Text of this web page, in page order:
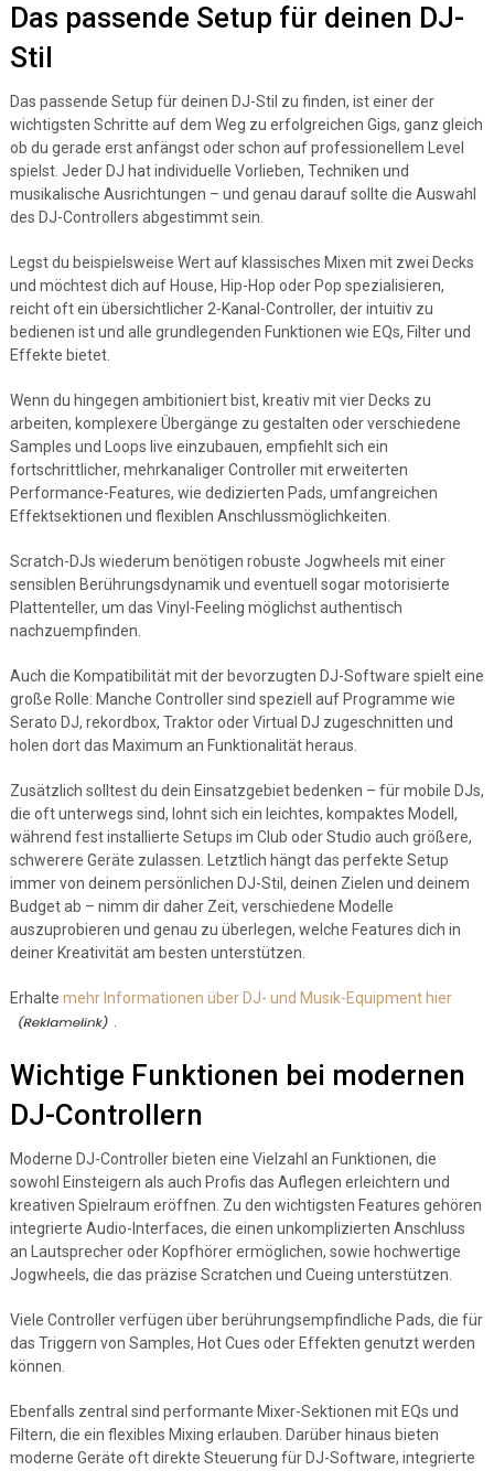
Das passende Setup für deinen DJ-
Stil
Das passende Setup für deinen DJ-Stil zu finden, ist einer der
wichtigsten Schritte auf dem Weg zu erfolgreichen Gigs, ganz gleich
ob du gerade erst anfängst oder schon auf professionellem Level
spielst. Jeder DJ hat individuelle Vorlieben, Techniken und
musikalische Ausrichtungen – und genau darauf sollte die Auswahl
des DJ-Controllers abgestimmt sein.
Legst du beispielsweise Wert auf klassisches Mixen mit zwei Decks
und möchtest dich auf House, Hip-Hop oder Pop spezialisieren,
reicht oft ein übersichtlicher 2-Kanal-Controller, der intuitiv zu
bedienen ist und alle grundlegenden Funktionen wie EQs, Filter und
Effekte bietet.
Wenn du hingegen ambitioniert bist, kreativ mit vier Decks zu
arbeiten, komplexere Übergänge zu gestalten oder verschiedene
Samples und Loops live einzubauen, empfiehlt sich ein
fortschrittlicher, mehrkanaliger Controller mit erweiterten
Performance-Features, wie dedizierten Pads, umfangreichen
Effektsektionen und flexiblen Anschlussmöglichkeiten.
Scratch-DJs wiederum benötigen robuste Jogwheels mit einer
sensiblen Berührungsdynamik und eventuell sogar motorisierte
Plattenteller, um das Vinyl-Feeling möglichst authentisch
nachzuempfinden.
Auch die Kompatibilität mit der bevorzugten DJ-Software spielt eine
große Rolle: Manche Controller sind speziell auf Programme wie
Serato DJ, rekordbox, Traktor oder Virtual DJ zugeschnitten und
holen dort das Maximum an Funktionalität heraus.
Zusätzlich solltest du dein Einsatzgebiet bedenken – für mobile DJs,
die oft unterwegs sind, lohnt sich ein leichtes, kompaktes Modell,
während fest installierte Setups im Club oder Studio auch größere,
schwerere Geräte zulassen. Letztlich hängt das perfekte Setup
immer von deinem persönlichen DJ-Stil, deinen Zielen und deinem
Budget ab – nimm dir daher Zeit, verschiedene Modelle
auszuprobieren und genau zu überlegen, welche Features dich in
deiner Kreativität am besten unterstützen.
Erhalte mehr Informationen über DJ- und Musik-Equipment hier
Wichtige Funktionen bei modernen
DJ-Controllern
Moderne DJ-Controller bieten eine Vielzahl an Funktionen, die
sowohl Einsteigern als auch Profis das Auflegen erleichtern und
kreativen Spielraum eröffnen. Zu den wichtigsten Features gehören
integrierte Audio-Interfaces, die einen unkomplizierten Anschluss
an Lautsprecher oder Kopfhörer ermöglichen, sowie hochwertige
Jogwheels, die das präzise Scratchen und Cueing unterstützen.
Viele Controller verfügen über berührungsempfindliche Pads, die für
das Triggern von Samples, Hot Cues oder Effekten genutzt werden
können.
Ebenfalls zentral sind performante Mixer-Sektionen mit EQs und
Filtern, die ein flexibles Mixing erlauben. Darüber hinaus bieten
moderne Geräte oft direkte Steuerung für DJ-Software, integrierte